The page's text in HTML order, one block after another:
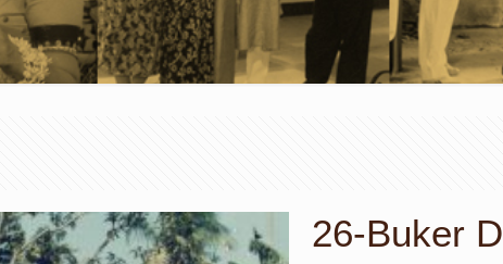
26-Buker